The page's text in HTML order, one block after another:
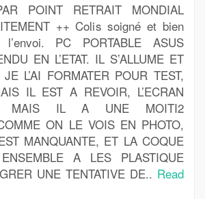
POINT RETRAIT MONDIAL
++ Colis soigné et bien
PC PORTABLE ASUS
EN L’ETAT. IL S’ALLUME ET
L’AI FORMATER POUR TEST,
IL EST A REVOIR, L’ECRAN
MAIS IL A UNE MOITI2
ON LE VOIS EN PHOTO,
MANQUANTE, ET LA COQUE
A LES PLASTIQUE
UNE TENTATIVE DE.. Read